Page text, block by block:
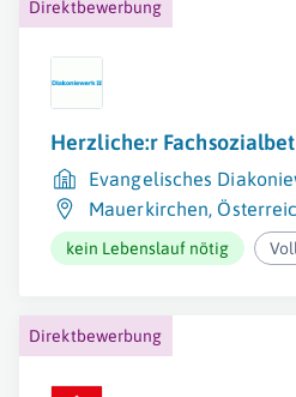
Direktbewerbung
Herzliche:r
Evangelisches
Mauerkirchen,
kein Lebenslauf nötig
Direktbewerbung